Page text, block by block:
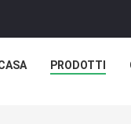
PRODOTTI